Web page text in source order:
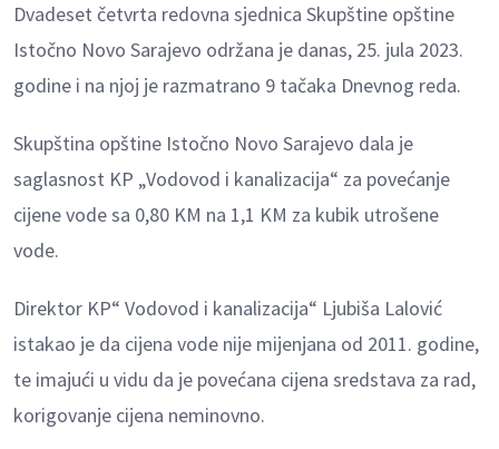
Dvadeset četvrta redovna sjednica Skupštine opštine
Istočno Novo Sarajevo održana je danas, 25. jula 2023.
godine i na njoj je razmatrano 9 tačaka Dnevnog reda.
Skupština opštine Istočno Novo Sarajevo dala je
saglasnost KP „Vodovod i kanalizacija“ za povećanje
cijene vode sa 0,80 KM na 1,1 KM za kubik utrošene
vode.
Direktor KP“ Vodovod i kanalizacija“ Ljubiša Lalović
istakao je da cijena vode nije mijenjana od 2011. godine,
te imajući u vidu da je povećana cijena sredstava za rad,
korigovanje cijena neminovno.